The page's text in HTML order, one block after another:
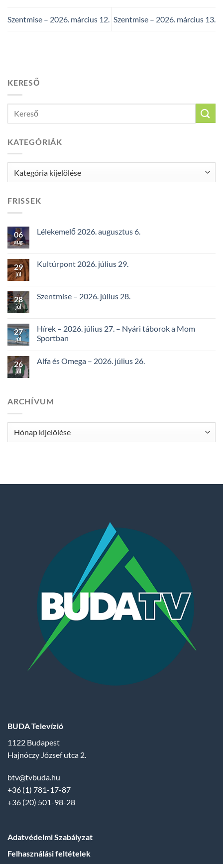
Szentmise – 2026. március 12. Szentmise – 2026. március 13.
KERESŐ
KATEGÓRIÁK
FRISSEK
06
aug
Lélekemelő 2026. augusztus 6.
29
júl
Kultúrpont 2026. július 29.
28
júl
Szentmise – 2026. július 28.
27
júl
Hírek – 2026. július 27. – Nyári táborok a Mom
Sportban
26
júl
Alfa és Omega – 2026. július 26.
ARCHÍVUM
Archívum
BUDA Televízió
1122 Budapest
Hajnóczy József utca 2.
btv@tvbuda.hu
+36 (1) 781-17-87
+36 (20) 501-98-28
Adatvédelmi Szabályzat
Felhasználási feltételek